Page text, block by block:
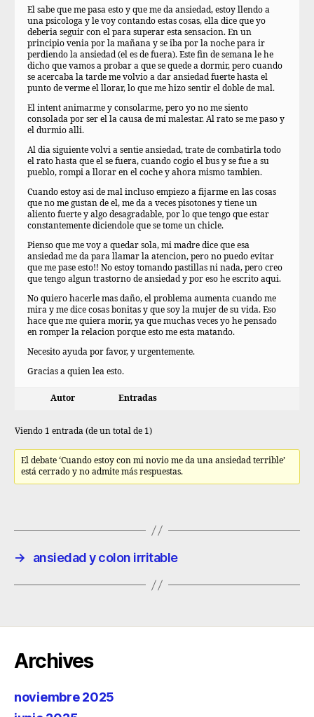
El sabe que me pasa esto y que me da ansiedad, estoy llendo a
una psicologa y le voy contando estas cosas, ella dice que yo
deberia seguir con el para superar esta sensacion. En un
principio venia por la mañana y se iba por la noche para ir
perdiendo la ansiedad (el es de fuera). Este fin de semana le he
dicho que vamos a probar a que se quede a dormir, pero cuando
se acercaba la tarde me volvio a dar ansiedad fuerte hasta el
punto de verme el llorar, lo que me hizo sentir el doble de mal.
El intent animarme y consolarme, pero yo no me siento
consolada por ser el la causa de mi malestar. Al rato se me paso y
el durmio alli.
Al dia siguiente volvi a sentie ansiedad, trate de combatirla todo
el rato hasta que el se fuera, cuando cogio el bus y se fue a su
pueblo, rompi a llorar en el coche y ahora mismo tambien.
Cuando estoy asi de mal incluso empiezo a fijarme en las cosas
que no me gustan de el, me da a veces pisotones y tiene un
aliento fuerte y algo desagradable, por lo que tengo que estar
constantemente diciendole que se tome un chicle.
Pienso que me voy a quedar sola, mi madre dice que esa
ansiedad me da para llamar la atencion, pero no puedo evitar
que me pase esto!! No estoy tomando pastillas ni nada, pero creo
que tengo algun trastorno de ansiedad y por eso he escrito aqui.
No quiero hacerle mas daño, el problema aumenta cuando me
mira y me dice cosas bonitas y que soy la mujer de su vida. Eso
hace que me quiera morir, ya que muchas veces yo he pensado
en romper la relacion porque esto me esta matando.
Necesito ayuda por favor, y urgentemente.
Gracias a quien lea esto.
Autor Entradas
Viendo 1 entrada (de un total de 1)
El debate ‘Cuando estoy con mi novio me da una ansiedad terrible’
está cerrado y no admite más respuestas.
→ ansiedad y colon irritable
Archives
noviembre 2025